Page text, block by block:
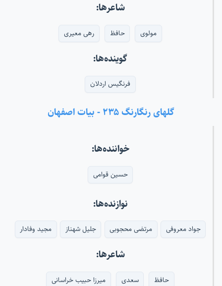
شاعرها:
مولوی حافظ رهی معیری
گوینده‌ها:
فرنگیس اردلان
گلهای رنگارنگ ۲۳۵ - بیات اصفهان
خواننده‌ها:
حسین قوامی
نوازنده‌ها:
جواد معروفی مرتضی محجوبی جلیل شهناز مجید وفادار
شاعرها:
حافظ سعدی
میرزا حبیب خراسانی